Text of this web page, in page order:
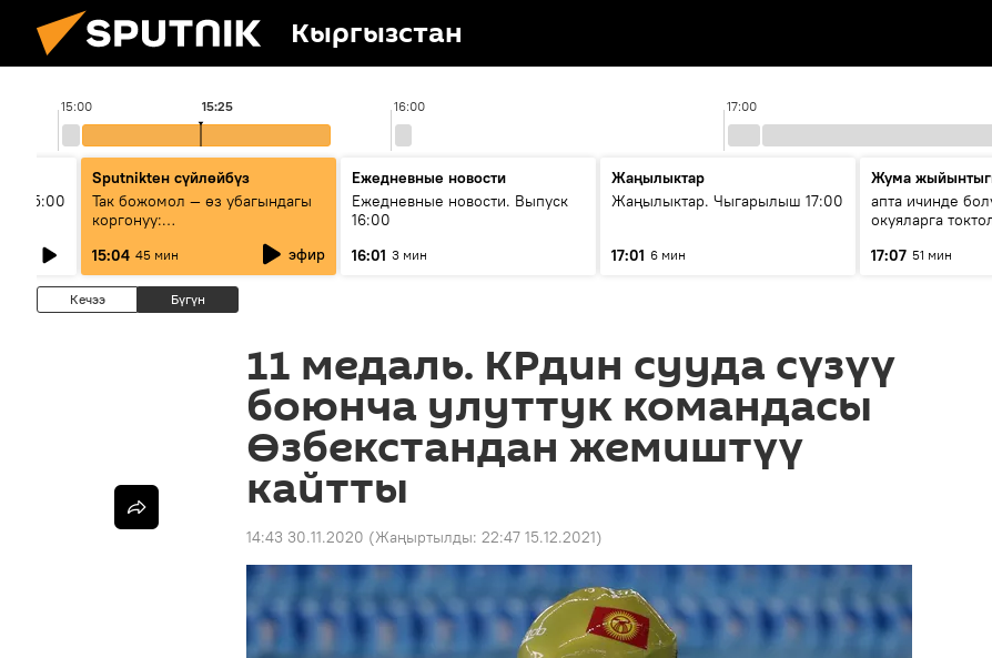
Кыргызстан
15:00 16:00 17:00
15:25
15:00
Sputnikteн сүйлөйбүз
Так божомол — өз убагындагы
коргонуу:
гидрометеорологиялык кызмат
кантип өркүндөтүлүүдө
15:04 45 мин эфир
Ежедневные новости
Ежедневные новости. Выпуск
16:00
16:01 3 мин
Жаңылыктар
Жаңылыктар. Чыгарылыш 17:00
17:01 6 мин
Жума
апта ичинде
окуяларга
17:07 51 мин
Кечээ Бүгүн
11 медаль. КРдин сууда сүзүү
боюнча улуттук командасы
Өзбекстандан жемиштүү
кайтты
14:43 30.11.2020 (Жаңыртылды: 22:47 15.12.2021)